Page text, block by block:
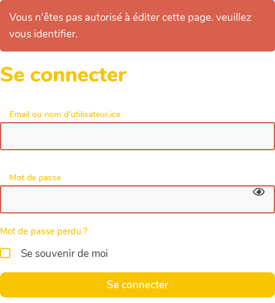
Vous n'êtes pas autorisé à éditer cette page. veuillez
vous identifier.
Se connecter
Email ou nom d'utilisateur.ice
Mot de passe
Mot de passe perdu ?
Se souvenir de moi
Se connecter